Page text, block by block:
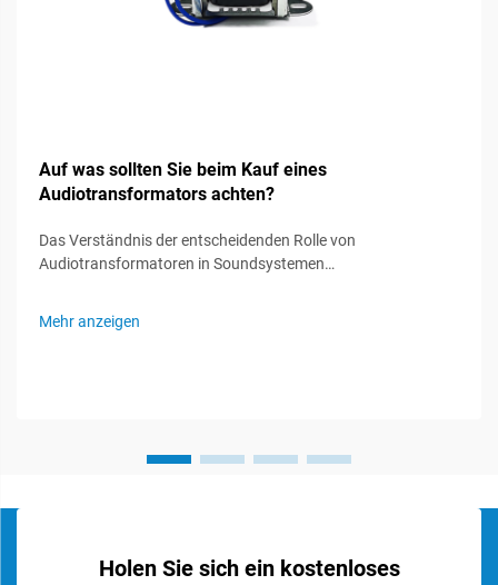
Auf was sollten Sie beim Kauf eines
Audiotransformators achten?
Das Verständnis der entscheidenden Rolle von
Audiotransformatoren in Soundsystemen
Erhaltung der Signalintegrität und der optimalen
Mehr anzeigen
Holen Sie sich ein kostenloses